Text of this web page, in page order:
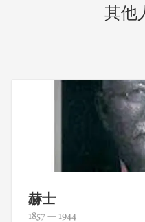
其他
赫士
1857 — 1944